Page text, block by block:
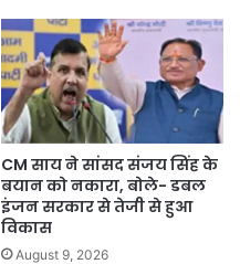
CM साय ने सांसद संजय सिंह के
बयान को नकारा, बोले- डबल
इंजन सरकार से तेजी से हुआ
विकास
August 9, 2026